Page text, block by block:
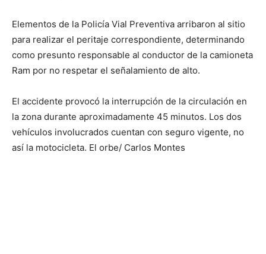
Elementos de la Policía Vial Preventiva arribaron al sitio
para realizar el peritaje correspondiente, determinando
como presunto responsable al conductor de la camioneta
Ram por no respetar el señalamiento de alto.
El accidente provocó la interrupción de la circulación en
la zona durante aproximadamente 45 minutos. Los dos
vehículos involucrados cuentan con seguro vigente, no
así la motocicleta. El orbe/ Carlos Montes